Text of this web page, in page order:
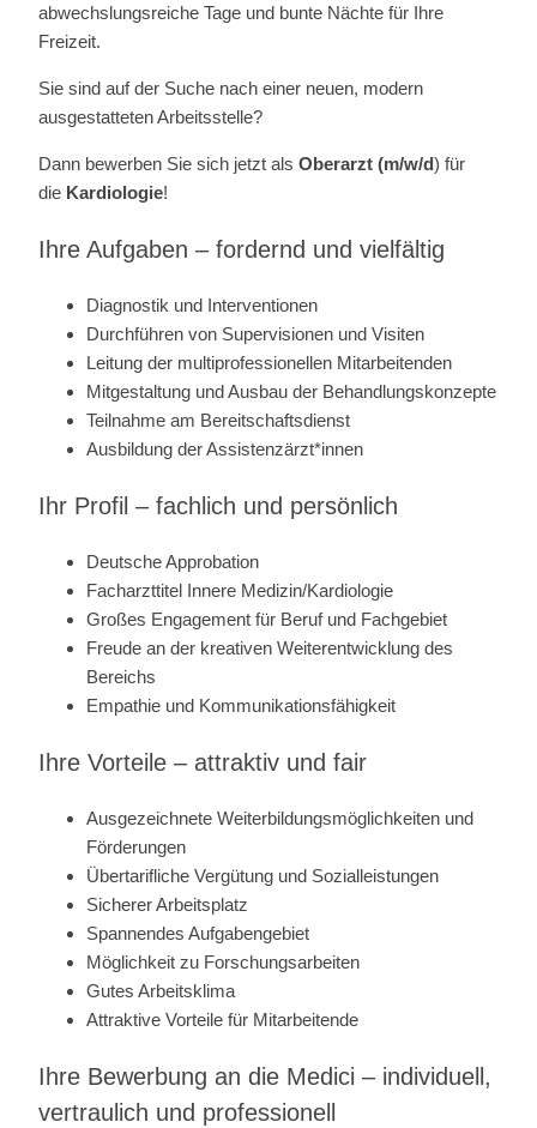
abwechslungsreiche Tage und bunte Nächte für Ihre
Freizeit.
Sie sind auf der Suche nach einer neuen, modern
ausgestatteten Arbeitsstelle?
Dann bewerben Sie sich jetzt als Oberarzt (m/w/d) für
die Kardiologie!
Ihre Aufgaben – fordernd und vielfältig
Diagnostik und Interventionen
Durchführen von Supervisionen und Visiten
Leitung der multiprofessionellen Mitarbeitenden
Mitgestaltung und Ausbau der Behandlungskonzepte
Teilnahme am Bereitschaftsdienst
Ausbildung der Assistenzärzt*innen
Ihr Profil – fachlich und persönlich
Deutsche Approbation
Facharzttitel Innere Medizin/Kardiologie
Großes Engagement für Beruf und Fachgebiet
Freude an der kreativen Weiterentwicklung des
Bereichs
Empathie und Kommunikationsfähigkeit
Ihre Vorteile – attraktiv und fair
Ausgezeichnete Weiterbildungsmöglichkeiten und
Förderungen
Übertarifliche Vergütung und Sozialleistungen
Sicherer Arbeitsplatz
Spannendes Aufgabengebiet
Möglichkeit zu Forschungsarbeiten
Gutes Arbeitsklima
Attraktive Vorteile für Mitarbeitende
Ihre Bewerbung an die Medici – individuell,
vertraulich und professionell